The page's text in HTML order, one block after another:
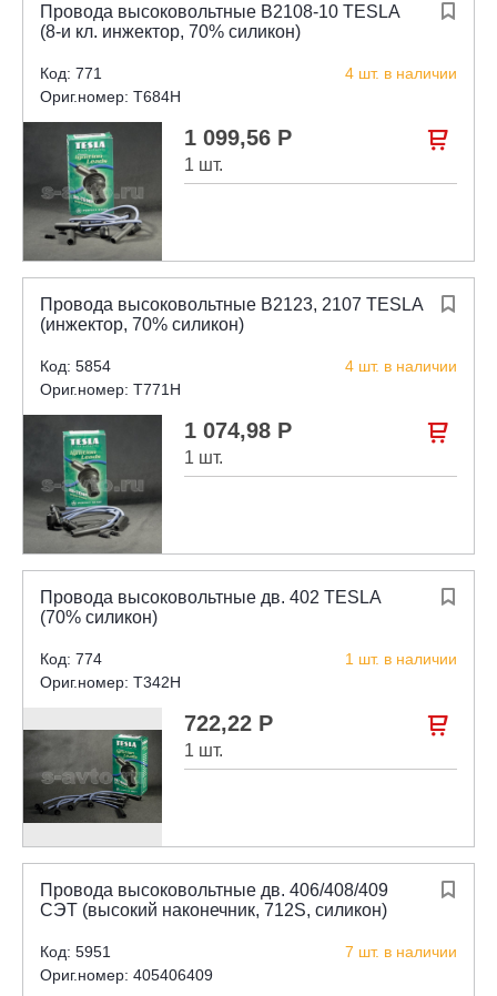

Провода высоковольтные В2108-10 TESLA
(8-и кл. инжектор, 70% силикон)
Код: 771
4 шт. в наличии
Ориг.номер: T684H
1 099,56 Р
1 шт.


Провода высоковольтные В2123, 2107 TESLA
(инжектор, 70% силикон)
Код: 5854
4 шт. в наличии
Ориг.номер: T771H
1 074,98 Р
1 шт.


Провода высоковольтные дв. 402 TESLA
(70% силикон)
Код: 774
1 шт. в наличии
Ориг.номер: T342H
722,22 Р
1 шт.


Провода высоковольтные дв. 406/408/409
СЭТ (высокий наконечник, 712S, силикон)
Код: 5951
7 шт. в наличии
Ориг.номер: 405406409